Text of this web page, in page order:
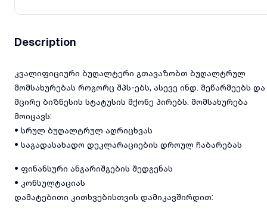
Description
კვალიფიციური ბუღალტერი გთავაზობთ ბუღალტრულ
მომსახურებას როგორც შპს-ებს, ასევე ინდ. მეწარმეებს და
მცირე ბიზნესის სტატუსის მქონე პირებს. მომსახურება
მოიცავს:
• სრულ ბუღალტრულ აღრიცხვას
• საგადასახადო დეკლარაციების დროულ ჩაბარებას
• ფინანსური ანგარიშგების შედგენას
• კონსულტაციას
დამატებითი კითხვებისთვის დამიკავშირდით: